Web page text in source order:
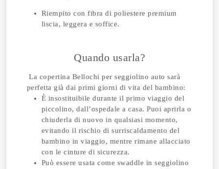
Riempito con fibra di poliestere premium
liscia, leggera e soffice.
Quando usarla?
La copertina Bellochi per seggiolino auto sarà
perfetta già dai primi giorni di vita del bambino:
È insostituibile durante il primo viaggio del
piccolino, dall’ospedale a casa. Puoi aprirla o
chiuderla di nuovo in qualsiasi momento,
evitando il rischio di surriscaldamento del
bambino in viaggio, mentre rimane allacciato
con le cinture di sicurezza.
Può essere usata come swaddle in seggiolino